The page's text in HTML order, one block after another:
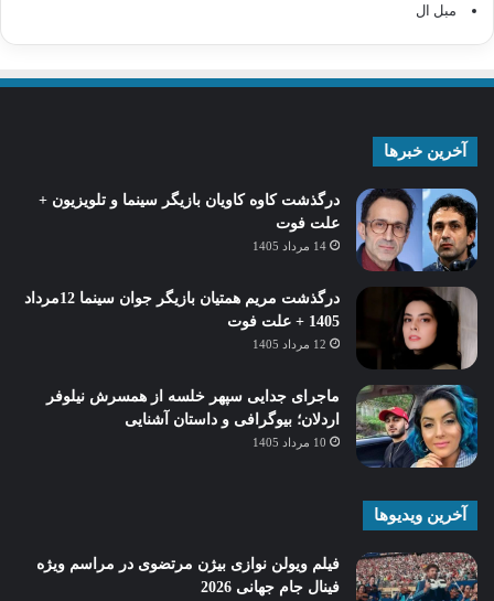
مبل ال
آخرین خبرها
درگذشت کاوه کاویان بازیگر سینما و تلویزیون +
علت فوت
14 مرداد 1405
درگذشت مریم همتیان بازیگر جوان سینما 12مرداد
1405 + علت فوت
12 مرداد 1405
ماجرای جدایی سپهر خلسه از همسرش نیلوفر
اردلان؛ بیوگرافی و داستان آشنایی
10 مرداد 1405
آخرین ویدیوها
فیلم ویولن نوازی بیژن مرتضوی در مراسم ویژه
فینال جام جهانی 2026